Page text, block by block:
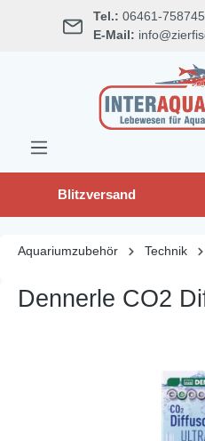
springen Tel.: 06461-
E-Mail:
Blitzversand
Aquariumzubehör Technik
Dennerle CO2
Bildergalerie überspringen